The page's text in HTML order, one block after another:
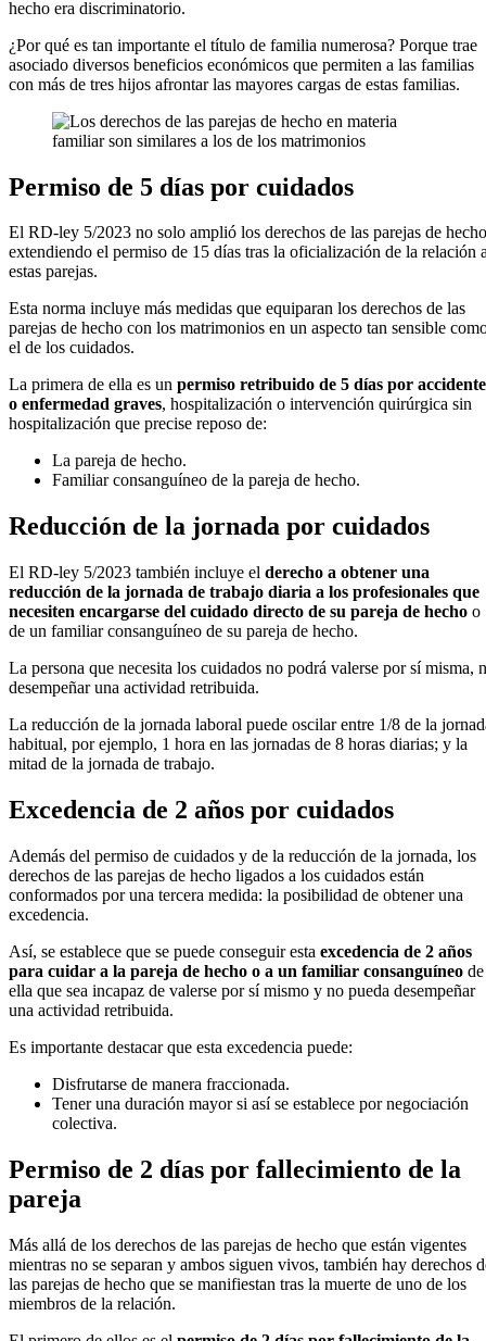
hecho era discriminatorio.
¿Por qué es tan importante el título de familia numerosa? Porque trae
asociado diversos beneficios económicos que permiten a las familias
con más de tres hijos afrontar las mayores cargas de estas familias.
Permiso de 5 días por cuidados
El RD-ley 5/2023 no solo amplió los derechos de las parejas de hecho
extendiendo el permiso de 15 días tras la oficialización de la relación
estas parejas.
Esta norma incluye más medidas que equiparan los derechos de las
parejas de hecho con los matrimonios en un aspecto tan sensible
el de los cuidados.
La primera de ella es un permiso retribuido de 5 días por accidente
o enfermedad graves, hospitalización o intervención quirúrgica sin
hospitalización que precise reposo de:
La pareja de hecho.
Familiar consanguíneo de la pareja de hecho.
Reducción de la jornada por cuidados
El RD-ley 5/2023 también incluye el derecho a obtener una
reducción de la jornada de trabajo diaria a los profesionales que
necesiten encargarse del cuidado directo de su pareja de hecho o
de un familiar consanguíneo de su pareja de hecho.
La persona que necesita los cuidados no podrá valerse por sí misma,
desempeñar una actividad retribuida.
La reducción de la jornada laboral puede oscilar entre 1/8 de la
habitual, por ejemplo, 1 hora en las jornadas de 8 horas diarias; y la
mitad de la jornada de trabajo.
Excedencia de 2 años por cuidados
Además del permiso de cuidados y de la reducción de la jornada, los
derechos de las parejas de hecho ligados a los cuidados están
conformados por una tercera medida: la posibilidad de obtener una
excedencia.
Así, se establece que se puede conseguir esta excedencia de 2 años
para cuidar a la pareja de hecho o a un familiar consanguíneo de
ella que sea incapaz de valerse por sí mismo y no pueda desempeñar
una actividad retribuida.
Es importante destacar que esta excedencia puede:
Disfrutarse de manera fraccionada.
Tener una duración mayor si así se establece por negociación
colectiva.
Permiso de 2 días por fallecimiento de la
pareja
Más allá de los derechos de las parejas de hecho que están vigentes
mientras no se separan y ambos siguen vivos, también hay derechos
las parejas de hecho que se manifiestan tras la muerte de uno de los
miembros de la relación.